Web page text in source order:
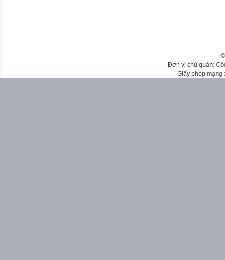
Đơn vị chủ quản:
Giấy phép mạng